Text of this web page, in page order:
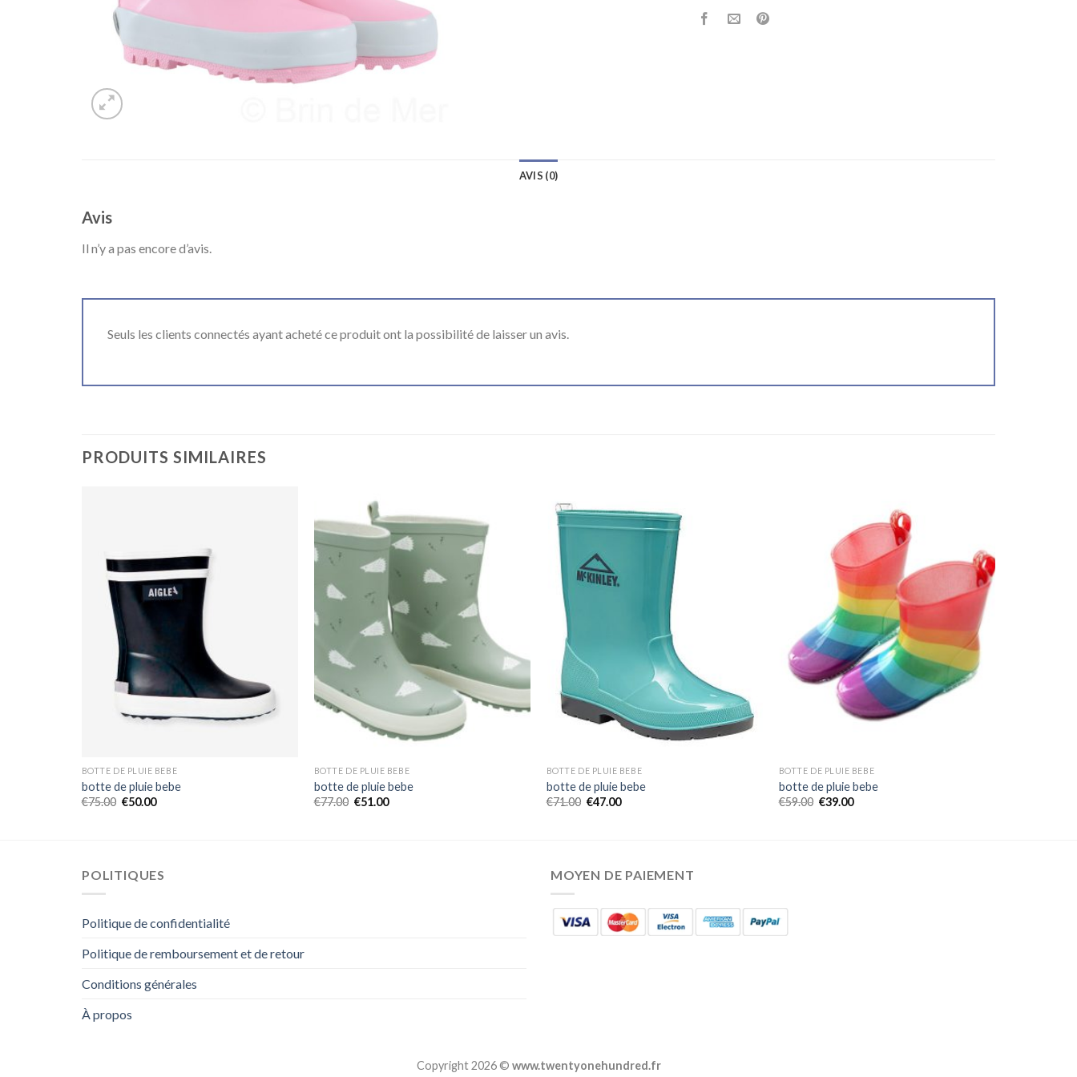
AVIS (0)
Avis
Il n’y a pas encore d’avis.
Seuls les clients connectés ayant acheté ce produit ont la possibilité de laisser un avis.
PRODUITS SIMILAIRES
BOTTE DE PLUIE BEBE
botte de pluie bebe
€75.00 €50.00
BOTTE DE PLUIE BEBE
botte de pluie bebe
€77.00 €51.00
BOTTE DE PLUIE BEBE
botte de pluie bebe
€71.00 €47.00
BOTTE DE PLUIE BEBE
botte de pluie bebe
€59.00 €39.00
POLITIQUES
Politique de confidentialité
Politique de remboursement et de retour
Conditions générales
À propos
MOYEN DE PAIEMENT
Copyright 2026 © www.twentyonehundred.fr